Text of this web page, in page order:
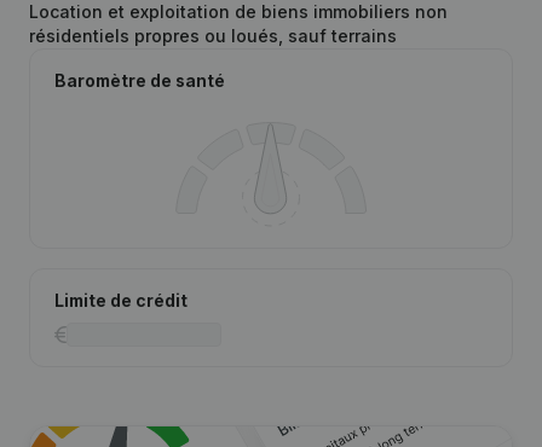
Location et exploitation de biens immobiliers non
résidentiels propres ou loués, sauf terrains
Baromètre de santé
Limite de crédit